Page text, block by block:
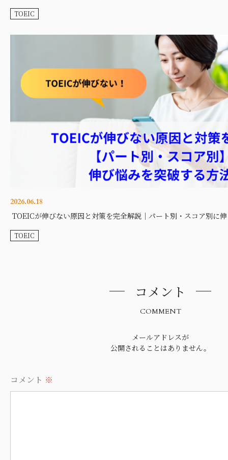
TOEIC
2026.06.18
TOEICが伸びない原因と対策を完全解説｜パート別・スコア別
TOEIC
コメント
COMMENT
メールアドレスが
公開されることはありません。
コメント ※